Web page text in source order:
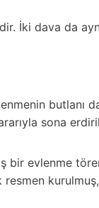
İki dava da
butlanı
sona
evlenme